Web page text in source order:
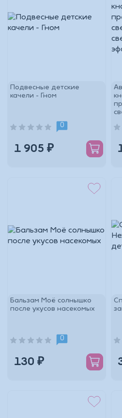
Подвесные детские
качели - Гном
0
1 905 ₽
Бальзам Моё солнышко
после укусов насекомых
0
130 ₽
Магазин г. Ярцево